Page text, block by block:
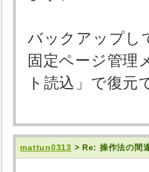
バックアップ
固定ページ管理
ト読込」で復元
mattun0313 > Re: 操作法の間